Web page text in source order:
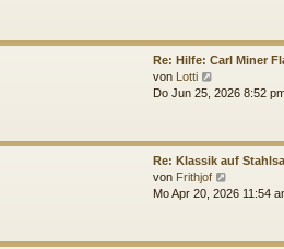
i
a
s
t
r
i
t
a
Re: Hilfe: Carl Miner
von Lotti
e
s
t
e
r
i
Do Jun 25, 2026 8:52
Re: Klassik auf
von Frithjof
e
s
Mo Apr 20, 2026 11:54